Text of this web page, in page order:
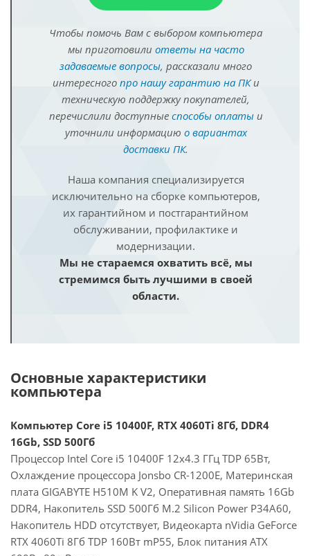
Чтобы помочь Вам с выбором компьютера
мы приготовили ответы на часто
задаваемые вопросы, рассказали много
интересного про нашу гарантию на ПКи
техническую поддержку покупателей,
перечислили доступные способы оплатыи
уточнили информацию о вариантах
доставки ПК.
Наша компания специализируется
исключительно на сборке компьютеров,
их гарантийном и постгарантийном
обслуживании, профилактике и
модернизации.
Мы не стараемся охватить всё, мы
стремимся быть лучшими в своей
области.
Основные характеристики
компьютера
Компьютер Core i5 10400F, RTX 4060Ti 8Гб, DDR4
16Gb, SSD 500Гб
Процессор Intel Core i5 10400F 12x4.3 ГГц TDP 65Вт,
Охлаждение процессора Jonsbo CR-1200E, Материнская
плата GIGABYTE H510M K V2, Оперативная память 16Gb
DDR4, Накопитель SSD 500Гб M.2 Silicon Power P34A60,
Накопитель HDD отсутствует, Видеокарта nVidia GeForce
RTX 4060Ti 8Гб TDP 160Вт mP55, Блок питания ATX